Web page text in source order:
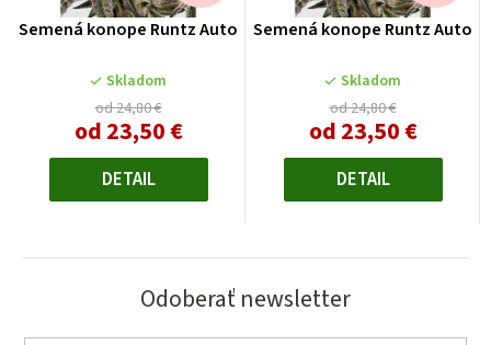
Semená konope Runtz Auto
Skladom
od 24,80 €
od23,50 €Jednotková
DETAIL
Semená konope Runtz Auto
Skladom
od 24,80 €
od23,50 €Jednotková
DETAIL
Odoberať newsletter